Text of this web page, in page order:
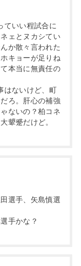
ていい程試合に
ェとヌカシてい
か散々言われた
キョーが足りね
本当に無責任の
はないけど、町
ろ。肝心の補強
ないの？柏コネ
顰蹙だけど。
選手、矢島慎選
手かな？